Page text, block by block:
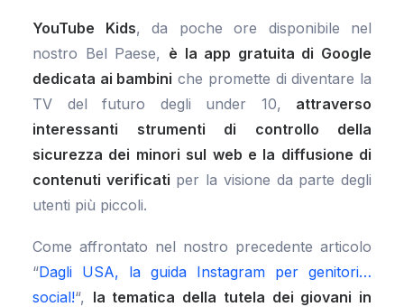
YouTube Kids, da poche ore disponibile nel
nostro Bel Paese, è la app gratuita di Google
dedicata ai bambini che promette di diventare la
TV del futuro degli under 10, attraverso
interessanti strumenti di controllo della
sicurezza dei minori sul web e la diffusione di
contenuti verificati per la visione da parte degli
utenti più piccoli.
Come affrontato nel nostro precedente articolo
“Dagli USA, la guida Instagram per genitori…
social!“, la tematica della tutela dei giovani in